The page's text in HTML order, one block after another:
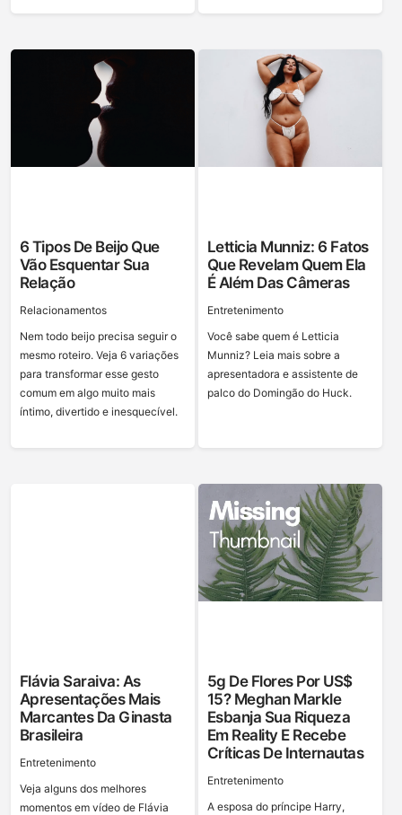
6 Tipos De Beijo Que
Vão Esquentar Sua
Relação
Relacionamentos
Nem todo beijo precisa seguir o
mesmo roteiro. Veja 6 variações
para transformar esse gesto
comum em algo muito mais
íntimo, divertido e inesquecível.
Letticia Munniz: 6 Fatos
Que Revelam Quem Ela
É Além Das Câmeras
Entretenimento
Você sabe quem é Letticia
Munniz? Leia mais sobre a
apresentadora e assistente de
palco do Domingão do Huck.
Flávia Saraiva: As
Apresentações Mais
Marcantes Da Ginasta
Brasileira
Entretenimento
Veja alguns dos melhores
momentos em vídeo de Flávia
5g De Flores Por US$
15? Meghan Markle
Esbanja Sua Riqueza
Em Reality E Recebe
Críticas De Internautas
Entretenimento
A esposa do príncipe Harry,